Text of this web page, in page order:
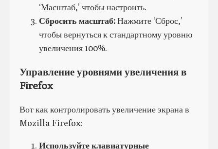
‘Масштаб,’ чтобы настроить.
Сбросить масштаб:Нажмите ‘Сброс,’
чтобы вернуться к стандартному уровню
увеличения 100%.
Управление уровнями увеличения в
Firefox
Вот как контролировать увеличение экрана в
Mozilla Firefox:
Используйте клавиатурные